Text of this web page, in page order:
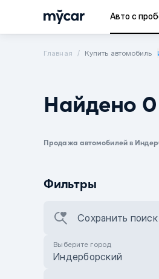
Авто с
Главная Купить автомобиль
Найдено
Продажа автомобилей в
Фильтры
Сохранить поиск
Выберите город
Индерборский